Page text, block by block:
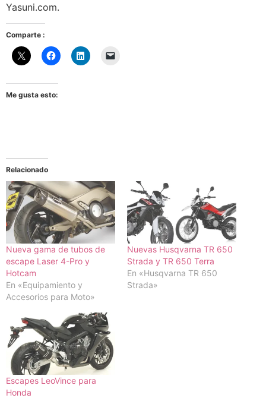
Yasuni.com.
Comparte :
Me gusta esto:
Relacionado
Nueva gama de tubos de
escape Laser 4-Pro y
Hotcam
En «Equipamiento y
Accesorios para Moto»
Nuevas Husqvarna TR 650
Strada y TR 650 Terra
En «Husqvarna TR 650
Strada»
Escapes LeoVince para
Honda